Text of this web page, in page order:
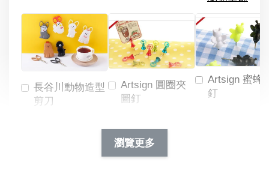
長谷川動物造型
剪刀
Artsign 圓圈夾
圖釘
NT$ 19.00
NT$ 66.00
Artsign 蜜蜂
釘
瀏覽更多